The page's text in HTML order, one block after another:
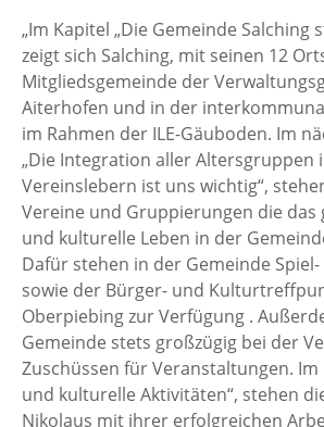
„Im Kapitel „Die Gemeinde Salching
zeigt sich Salching, mit seinen 12
Mitgliedsgemeinde der
Aiterhofen und in der
im Rahmen der ILE-Gäuboden. Im
„Die Integration aller Altersgruppen
Vereinslebern ist uns wichtig“,
Vereine und Gruppierungen die das
und kulturelle Leben in der
Dafür stehen in der Gemeinde
sowie der Bürger- und
Oberpiebing zur Verfügung .
Gemeinde stets großzügig bei der
Zuschüssen für Veranstaltungen. Im
und kulturelle Aktivitäten“, stehen
Nikolaus mit ihrer erfolgreichen